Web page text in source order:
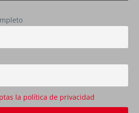
la política de privacidad